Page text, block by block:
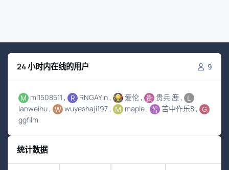
24 小时内在线的用户 9
ml1508511 RNGAYin 爱伦
贵兵 鹿
lanweihu
wuyeshaji197 maple
苦中作乐8
ggfilm
统计数据